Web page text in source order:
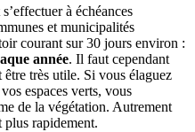
à échéances
et municipalités
courant sur 30 jours environ :
année. Il faut cependant
très utile. Si vous élaguez
espaces verts, vous
de la végétation. Autrement
rapidement.